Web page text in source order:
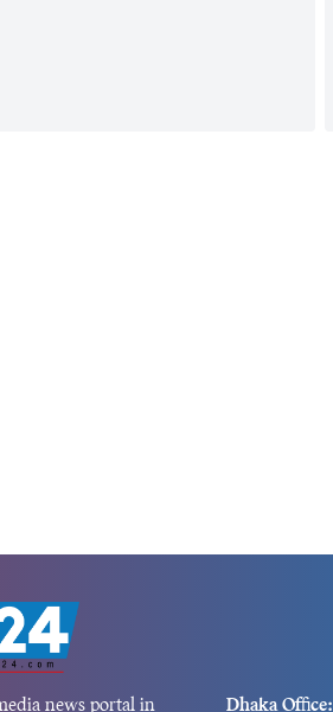
news portal in Dhaka Office: